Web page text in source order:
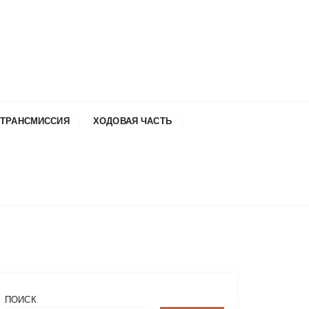
ТРАНСМИССИЯ ХОДОВАЯ ЧАСТЬ
ПОИСК